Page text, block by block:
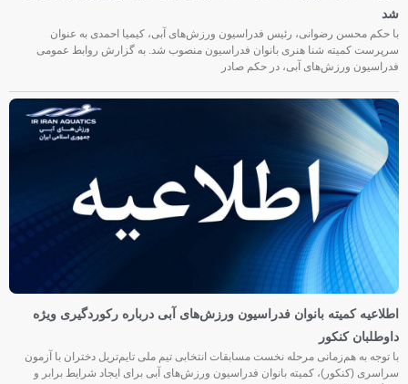
شد
با حکم محسن رضوانی، رئیس فدراسیون ورزش‌های آبی، کیمیا احمدی به عنوان
سرپرست کمیته شنا هنری بانوان فدراسیون منصوب شد. به گزارش روابط عمومی
فدراسیون ورزش‌های آبی، در حکم صادر
اطلاعیه کمیته بانوان فدراسیون ورزش‌های آبی درباره رکوردگیری ویژه
داوطلبان کنکور
با توجه به هم‌زمانی مرحله نخست مسابقات انتخابی تیم ملی تایم‌تریل دختران با آزمون
سراسری (کنکور)، کمیته بانوان فدراسیون ورزش‌های آبی برای ایجاد شرایط برابر و